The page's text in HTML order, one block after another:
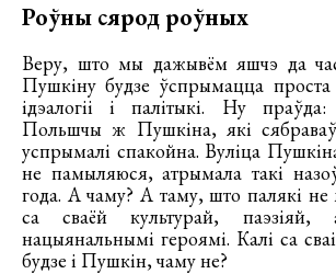
Роўны сярод роўных
Веру, што мы дажывём яшчэ да
Пушкіну будзе ўспрымацца
ідэалогіі і палітыкі. Ну
Польшчы ж Пушкіна, які
успрымалі спакойна. Вуліца
не памыляюся, атрымала такі
года. А чаму? А таму, што палякі не
са сваёй культурай, паэзіяй,
нацыянальнымі героямі. Калі са
будзе і Пушкін, чаму не?